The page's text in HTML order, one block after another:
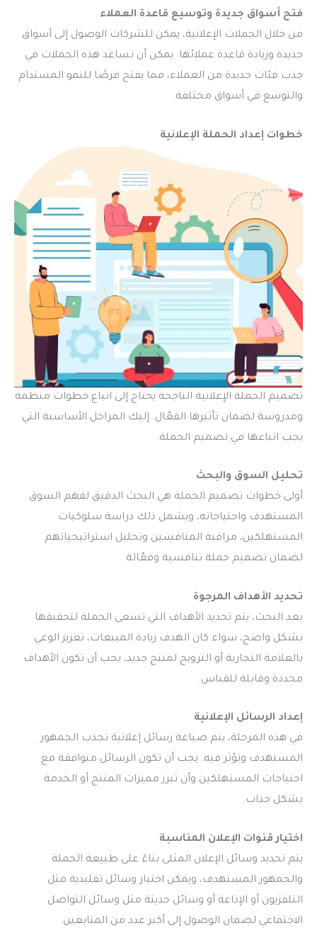
فتح أسواق جديدة وتوسيع قاعدة العملاء
من خلال الحملات الإعلانية، يمكن للشركات الوصول إلى أسواق
جديدة وزيادة قاعدة عملائها. يمكن أن تساعد هذه الحملات في
جذب فئات جديدة من العملاء، مما يفتح فرصًا للنمو المستدام
والتوسع في أسواق مختلفة.
خطوات إعداد الحملة الإعلانية
تصميم الحملة الإعلانية الناجحة يحتاج إلى اتباع خطوات منظمة
ومدروسة لضمان تأثيرها الفعّال. إليك المراحل الأساسية التي
يجب اتباعها في تصميم الحملة.
تحليل السوق والبحث
أولى خطوات تصميم الحملة هي البحث الدقيق لفهم السوق
المستهدف واحتياجاته، ويشمل ذلك دراسة سلوكيات
المستهلكين، مراقبة المنافسين وتحليل استراتيجياتهم
لضمان تصميم حملة تنافسية وفعّالة.
تحديد الأهداف المرجوة
بعد البحث، يتم تحديد الأهداف التي تسعى الحملة لتحقيقها
بشكل واضح، سواء كان الهدف زيادة المبيعات، تعزيز الوعي
بالعلامة التجارية أو الترويج لمنتج جديد، يجب أن تكون الأهداف
محددة وقابلة للقياس.
إعداد الرسائل الإعلانية
في هذه المرحلة، يتم صياغة رسائل إعلانية تجذب الجمهور
المستهدف وتؤثر فيه. يجب أن تكون الرسائل متوافقة مع
احتياجات المستهلكين وأن تبرز مميزات المنتج أو الخدمة
بشكل جذاب.
اختيار قنوات الإعلان المناسبة
يتم تحديد وسائل الإعلان المثلى بناءً على طبيعة الحملة
والجمهور المستهدف، ويمكن اختيار وسائل تقليدية مثل
التلفزيون أو الإذاعة أو وسائل حديثة مثل وسائل التواصل
الاجتماعي لضمان الوصول إلى أكبر عدد من المتابعين.